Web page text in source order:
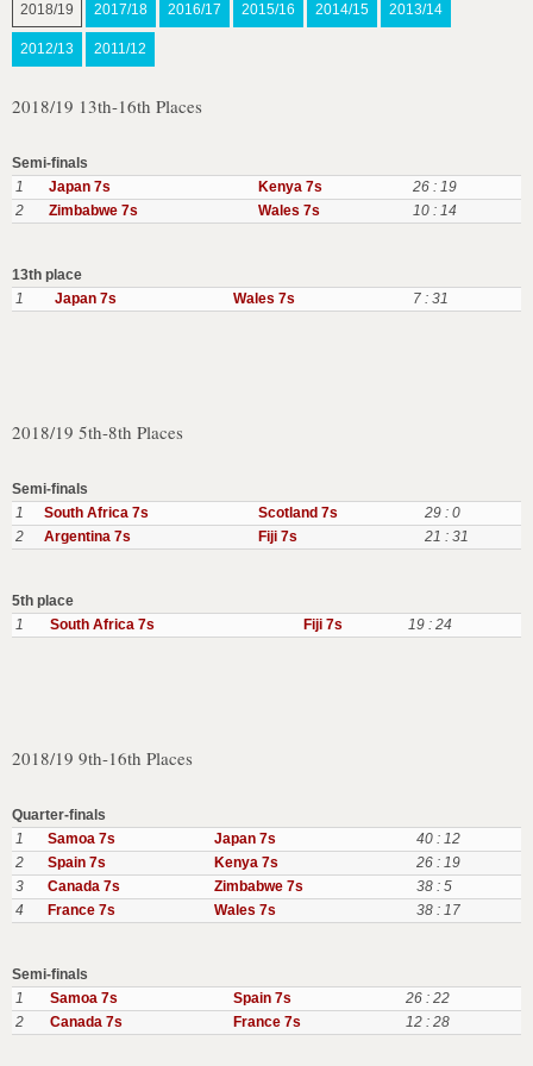
2018/19 2017/18 2016/17 2015/16 2014/15 2013/14
2012/13 2011/12
2018/19 13th-16th Places
Semi-finals
1
Japan 7s Kenya 7s
26 : 19
2
Zimbabwe 7s Wales 7s 10 : 14
13th place
1
Japan 7s Wales 7s 7 : 31
2018/19 5th-8th Places
Semi-finals
1
South Africa 7s Scotland 7s
29 : 0
2
Argentina 7s Fiji 7s 21 : 31
5th place
1
South Africa 7s Fiji 7s 19 : 24
2018/19 9th-16th Places
Quarter-finals
1
Samoa 7s Japan 7s
40 : 12
2
Spain 7s Kenya 7s
26 : 19
3
Canada 7s Zimbabwe 7s
38 : 5
4
France 7s Wales 7s 38 : 17
Semi-finals
1
Samoa 7s Spain 7s
26 : 22
2
Canada 7s France 7s 12 : 28